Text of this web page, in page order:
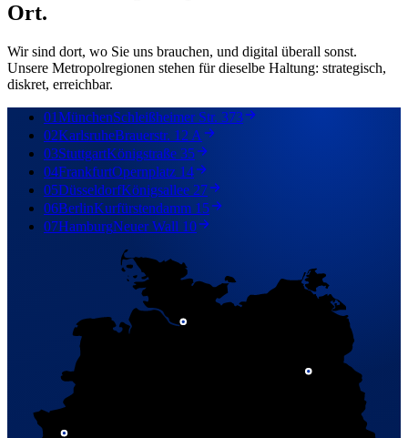
Ort.
Wir sind dort, wo Sie uns brauchen, und digital überall sonst.
Unsere Metropolregionen stehen für dieselbe Haltung: strategisch,
diskret, erreichbar.
01MünchenSchleißheimer Str. 373
02KarlsruheBrauerstr. 12 A
03StuttgartKönigstraße 35
04FrankfurtOpernplatz 14
05DüsseldorfKönigsallee 27
06BerlinKurfürstendamm 15
07HamburgNeuer Wall 10